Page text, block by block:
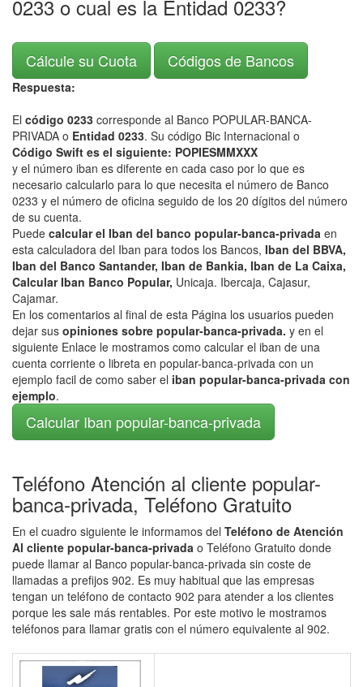
0233 o cual es la Entidad 0233?
Cálcule su Cuota Códigos de Bancos
Respuesta:
El código 0233 corresponde al Banco POPULAR-BANCA-
PRIVADA o Entidad 0233. Su código Bic Internacional o
Código Swift es el siguiente: POPIESMMXXX
y el número iban es diferente en cada caso por lo que es
necesario calcularlo para lo que necesita el número de Banco
0233 y el número de oficina seguido de los 20 dígitos del número
de su cuenta.
Puede calcular el Iban del banco popular-banca-privada en
esta calculadora del Iban para todos los Bancos, Iban del BBVA,
Iban del Banco Santander, Iban de Bankia, Iban de La Caixa,
Calcular Iban Banco Popular, Unicaja. Ibercaja, Cajasur,
Cajamar.
En los comentarios al final de esta Página los usuarios pueden
dejar sus opiniones sobre popular-banca-privada. y en el
siguiente Enlace le mostramos como calcular el iban de una
cuenta corriente o libreta en popular-banca-privada con un
ejemplo facil de como saber el iban popular-banca-privada con
ejemplo.
Calcular Iban popular-banca-privada
Teléfono Atención al cliente popular-
banca-privada, Teléfono Gratuito
En el cuadro siguiente le informamos del Teléfono de Atención
Al cliente popular-banca-privada o Teléfono Gratuito donde
puede llamar al Banco popular-banca-privada sin coste de
llamadas a prefijos 902. Es muy habitual que las empresas
tengan un teléfono de contacto 902 para atender a los clientes
porque les sale más rentables. Por este motivo le mostramos
teléfonos para llamar gratis con el número equivalente al 902.